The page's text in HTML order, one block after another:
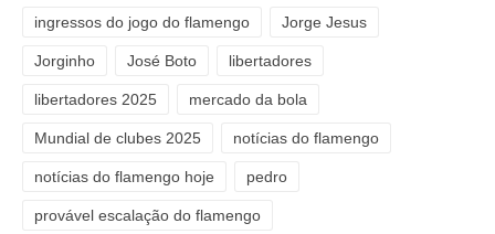
ingressos do jogo do flamengo Jorge Jesus
Jorginho José Boto libertadores
libertadores 2025 mercado da bola
Mundial de clubes 2025 notícias do flamengo
notícias do flamengo hoje pedro
provável escalação do flamengo